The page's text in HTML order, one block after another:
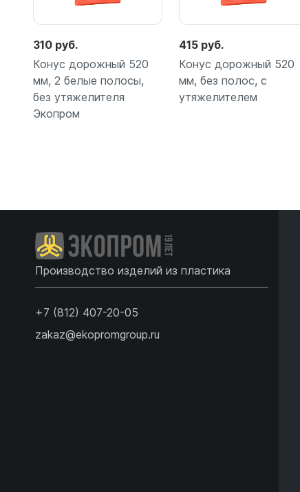
310 руб.
Конус дорожный 520
мм, 2 белые полосы,
без утяжелителя
Экопром
415 руб.
Конус дорожный 520
мм, без полос, с
утяжелителем
Производство изделий из пластика
+7 (812) 407-20-05
zakaz@ekopromgroup.ru